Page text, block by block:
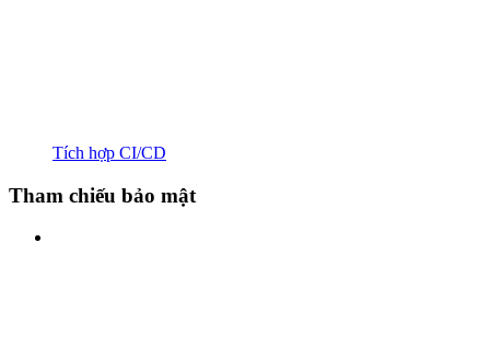
Tích hợp CI/CD
Tham chiếu bảo mật